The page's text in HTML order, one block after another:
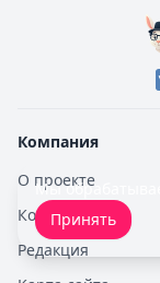
Компания
О проекте
Контакты
Редакция
Мы
Принять